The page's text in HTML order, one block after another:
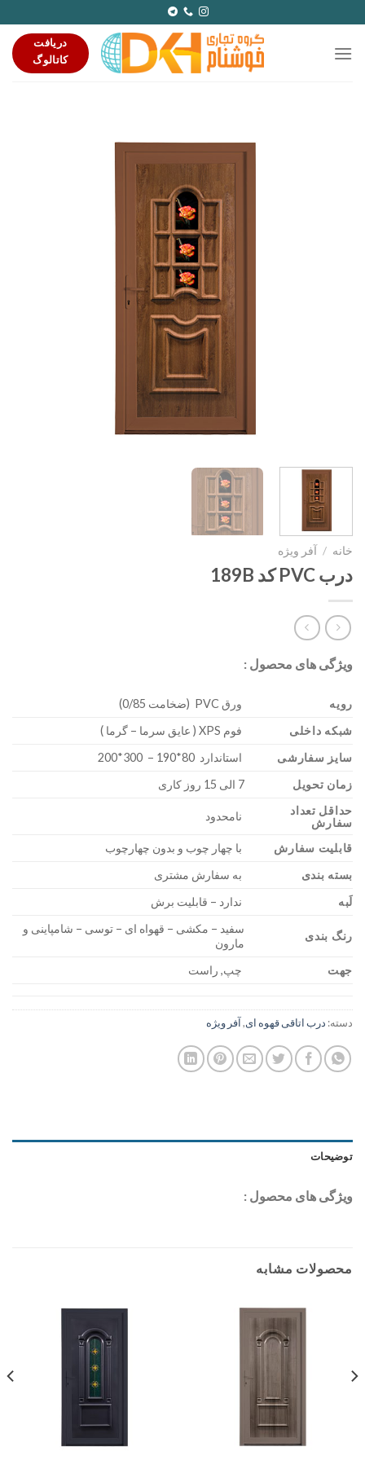
to
content
دریافت
کاتالوگ
خانه / آفر ویژه
درب PVC کد 189B
ویژگی های محصول :
رویه
ورق PVC (ضخامت 0/85)
شبکه داخلی
فوم XPS ( عایق سرما – گرما )
سایز سفارشی
استاندارد 80*190 – 300*200
زمان تحویل
7 الی 15 روز کاری
حداقل تعداد
سفارش
نامحدود
قابلیت سفارش
با چهار چوب و بدون چهارچوب
بسته بندی
به سفارش مشتری
لَبه
ندارد – قابلیت برش
رنگ بندی
سفید – مکشی – قهواه ای – توسی – شامپاینی و
مارون
جهت
چپ, راست
دسته: درب اتاقی قهوه ای,آفر ویژه
توضیحات
ویژگی های محصول :
محصولات مشابه